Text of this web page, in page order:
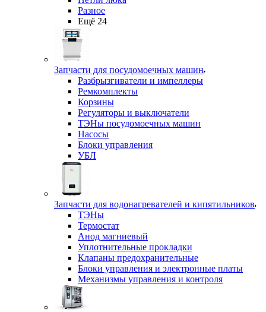
Разное
Ещё 24
Запчасти для посудомоечных машин
Разбрызгиватели и импеллеры
Ремкомплекты
Корзины
Регуляторы и выключатели
ТЭНы посудомоечных машин
Насосы
Блоки управления
УБЛ
Запчасти для водонагревателей и кипятильников
ТЭНы
Термостат
Анод магниевый
Уплотнительные прокладки
Клапаны предохранительные
Блоки управления и электронные платы
Механизмы управления и контроля